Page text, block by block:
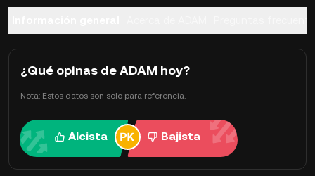
¿Qué opinas de ADAM hoy?
Nota: Estos datos son solo para referencia.
Alcista Bajista